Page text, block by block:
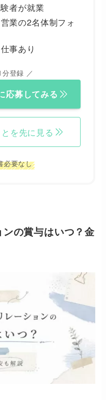
者が就業
業の2名体制フォ
事あり
登録 ／
応募してみる
を先に見る
必要なし
の賞与はいつ？金